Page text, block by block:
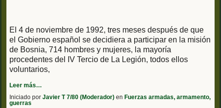
El 4 de noviembre de 1992, tres meses después de que
el Gobierno español se decidiera a participar en la misión
de Bosnia, 714 hombres y mujeres, la mayoría
procedentes del IV Tercio de La Legión, todos ellos
voluntarios,
Leer más…
Iniciado por Javier T 7/80 (Moderador) en Fuerzas armadas, armamento,
guerras